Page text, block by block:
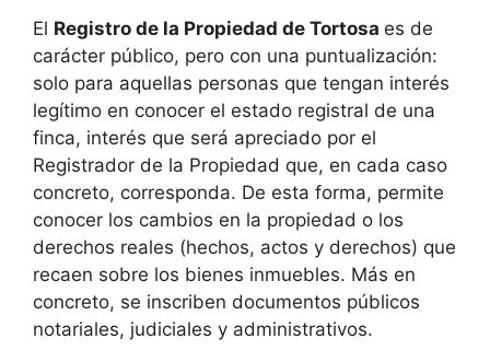
El Registro de la Propiedad de Tortosa es de
carácter público, pero con una puntualización:
solo para aquellas personas que tengan interés
legítimo en conocer el estado registral de una
finca, interés que será apreciado por el
Registrador de la Propiedad que, en cada caso
concreto, corresponda. De esta forma, permite
conocer los cambios en la propiedad o los
derechos reales (hechos, actos y derechos) que
recaen sobre los bienes inmuebles. Más en
concreto, se inscriben documentos públicos
notariales, judiciales y administrativos.